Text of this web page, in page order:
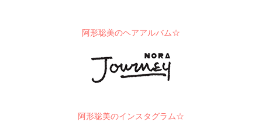
阿形聡美のヘアアルバム☆
阿形聡美のインスタグラム☆